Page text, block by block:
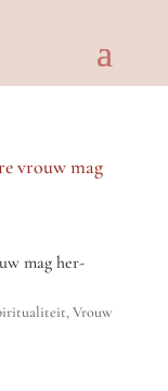
mag her-
,Vrouw